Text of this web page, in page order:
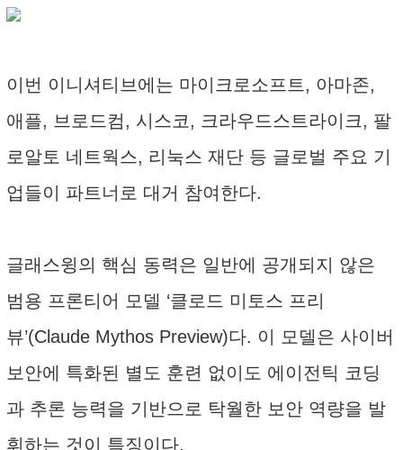
이번 이니셔티브에는 마이크로소프트, 아마존,
애플, 브로드컴, 시스코, 크라우드스트라이크, 팔
로알토 네트웍스, 리눅스 재단 등 글로벌 주요 기
업들이 파트너로 대거 참여한다.
글래스윙의 핵심 동력은 일반에 공개되지 않은
범용 프론티어 모델 ‘클로드 미토스 프리
뷰’(Claude Mythos Preview)다. 이 모델은 사이버
보안에 특화된 별도 훈련 없이도 에이전틱 코딩
과 추론 능력을 기반으로 탁월한 보안 역량을 발
휘하는 것이 특징이다.